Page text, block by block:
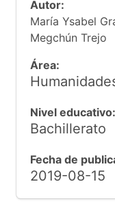
Autor:
María Ysabel
Megchún Trejo
Área:
Nivel educativo:
Bachillerato
Fecha de
2019-08-15